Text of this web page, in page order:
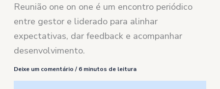
Reunião one on one é um encontro periódico
entre gestor e liderado para alinhar
expectativas, dar feedback e acompanhar
desenvolvimento.
Deixe um comentário / 6 minutos de leitura